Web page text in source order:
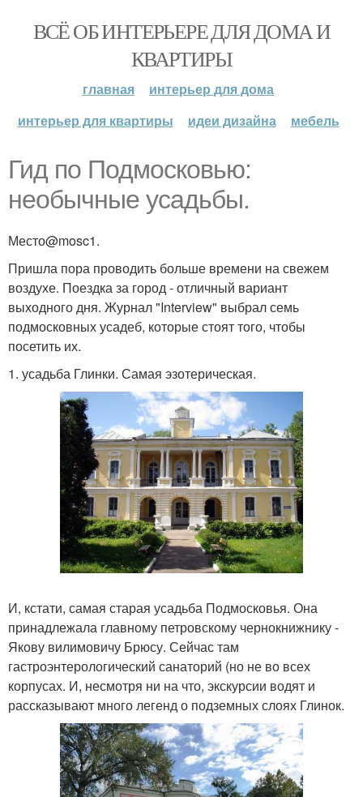
ВСЁ ОБ ИНТЕРЬЕРЕ ДЛЯ ДОМА И
КВАРТИРЫ
главная
интерьер для дома
интерьер для квартиры
идеи дизайна мебель
Гид по Подмосковью:
необычные усадьбы.
Место@mosc1.
Пришла пора проводить больше времени на свежем
воздухе. Поездка за город - отличный вариант
выходного дня. Журнал "Interview" выбрал семь
подмосковных усадеб, которые стоят того, чтобы
посетить их.
1. усадьба Глинки. Самая эзотерическая.
И, кстати, самая старая усадьба Подмосковья. Она
принадлежала главному петровскому чернокнижнику -
Якову вилимовичу Брюсу. Сейчас там
гастроэнтерологический санаторий (но не во всех
корпусах. И, несмотря ни на что, экскурсии водят и
рассказывают много легенд о подземных слоях Глинок.